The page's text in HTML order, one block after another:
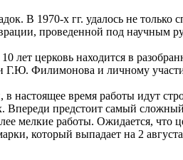
В 1970-х гг. удалось не только
проведенной под научным
церковь находится в
Г.Ю. Филимонова и личному
настоящее время работы идут
предстоит самый
мелкие работы. Ожидается, что
который выпадает на 2